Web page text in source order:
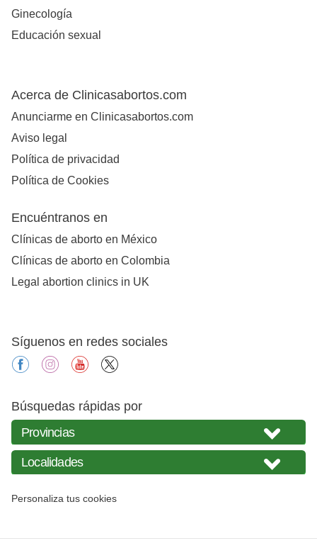
Ginecología
Educación sexual
Acerca de Clinicasabortos.com
Anunciarme en Clinicasabortos.com
Aviso legal
Política de privacidad
Política de Cookies
Encuéntranos en
Clínicas de aborto en México
Clínicas de aborto en Colombia
Legal abortion clinics in UK
Síguenos en redes sociales
facebookinstagramyoutube
Búsquedas rápidas por
Personaliza tus cookies